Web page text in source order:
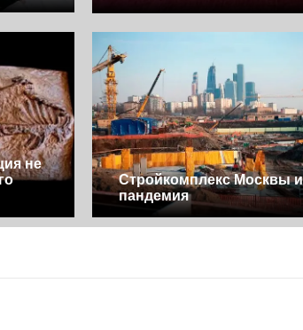
не
Стройкомплекс Москвы и
пандемия